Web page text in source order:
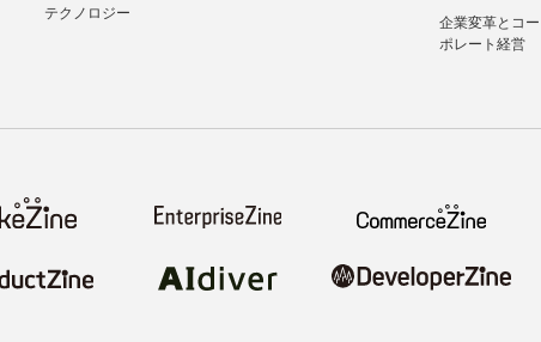
テクノロジー
企業変革とコー
ポレート経営